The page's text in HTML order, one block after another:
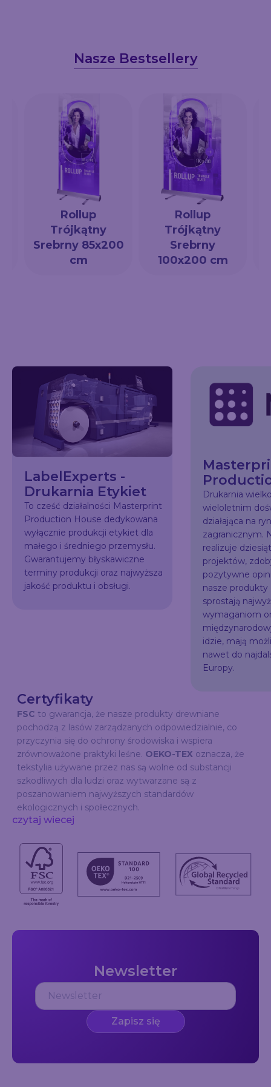
Nasze Bestsellery
Rollup
Trójkątny
Srebrny 85x200
cm
Rollup
Trójkątny
Srebrny
100x200 cm
LabelExperts -
Drukarnia Etykiet
To cześć działalności Masterprint
Production House dedykowana
wyłącznie produkcji etykiet dla
małego i średniego przemysłu.
Gwarantujemy błyskawiczne
terminy produkcji oraz najwyższa
jakość produktu i obsługi.
Drukarnia
wieloletnim
działająca na
zagranicznym.
realizuje
projektów,
pozytywne
nasze
sprostają
wymaganiom
idzie, mają
nawet do
Europy.
Certyfikaty
FSC to gwarancja, że nasze produkty drewniane
pochodzą z lasów zarządzanych odpowiedzialnie, co
przyczynia się do ochrony środowiska i wspiera
zrównoważone praktyki leśne. OEKO-TEX oznacza, że
tekstylia używane przez nas są wolne od substancji
szkodliwych dla ludzi oraz wytwarzane są z
poszanowaniem najwyższych standardów
ekologicznych i społecznych.
czytaj wiecej
Newsletter
Zapisz się